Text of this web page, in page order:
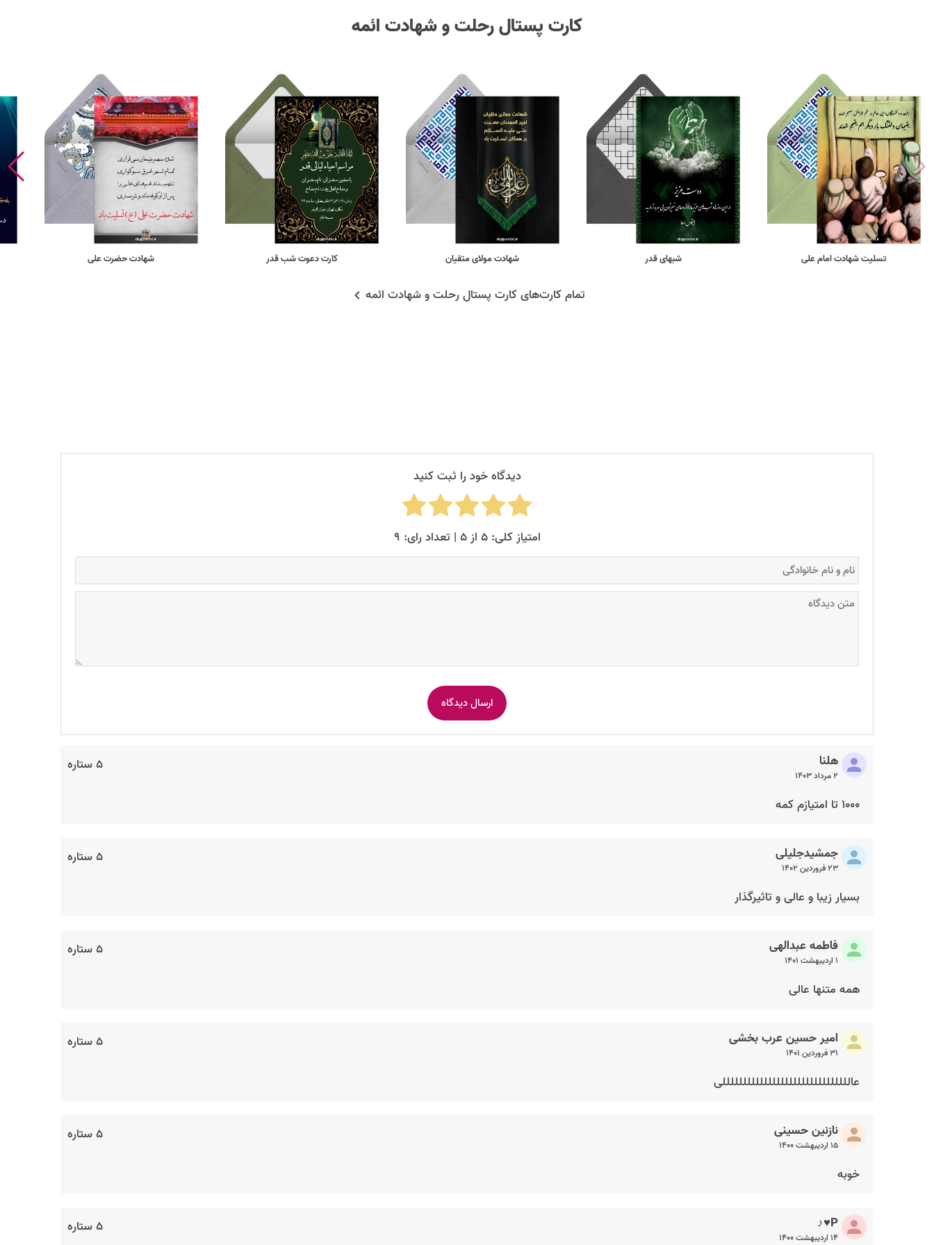
کارت پستال رحلت و شهادت ائمه
تسلیت شهادت امام علی شبهای قدر شهادت مولای متقیان کارت دعوت شب قدر شهادت حضرت علی
تمام کارت‌های کارت پستال رحلت و شهادت ائمه
دیدگاه خود را ثبت کنید
امتیاز کلی: ۵ از ۵ | تعداد رای: ۹
۵ ستاره هلنا
۲ مرداد ۱۴۰۳
۱۰۰۰ تا امتیازم کمه
۵ ستاره جمشیدجلیلی
۲۳ فروردین ۱۴۰۲
بسیار زیبا و عالی و تاثیرگذار
۵ ستاره فاطمه عبدالهی
۱ اردیبهشت ۱۴۰۱
همه متنها عالی
۵ ستاره امیر حسین عرب بخشی
۳۱ فروردین ۱۴۰۱
عالللللللللللللللللللللللللللللللی
۵ ستاره نازنین حسینی
۱۵ اردیبهشت ۱۴۰۰
خوبه
۵ ستاره P♥♪
۱۴ اردیبهشت ۱۴۰۰